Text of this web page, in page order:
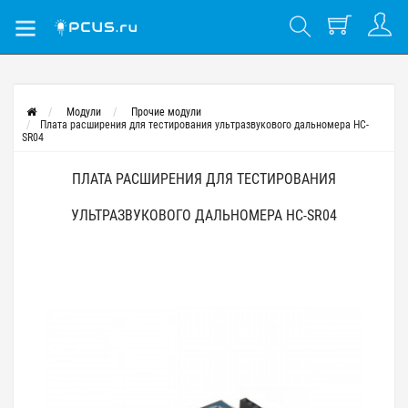
Модули
Прочие модули
Плата расширения для тестирования ультразвукового дальномера HC-
SR04
ПЛАТА РАСШИРЕНИЯ ДЛЯ ТЕСТИРОВАНИЯ
УЛЬТРАЗВУКОВОГО ДАЛЬНОМЕРА HC-SR04